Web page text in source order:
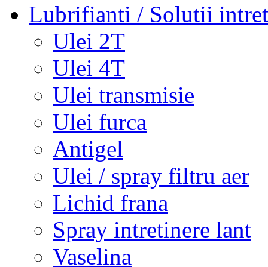
Lubrifianti / Solutii
Ulei 2T
Ulei 4T
Ulei transmisie
Ulei furca
Antigel
Ulei / spray filtru aer
Lichid frana
Spray intretinere lant
Vaselina